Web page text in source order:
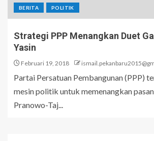
BERITA POLITIK
Strategi PPP Menangkan Duet
Yasin
Februari 19, 2018
Partai Persatuan Pembangunan (PPP)
mesin politik untuk memenangkan
Pranowo-Taj...